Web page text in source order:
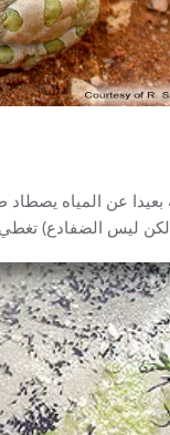
عن المياه
ليس الضفادع)